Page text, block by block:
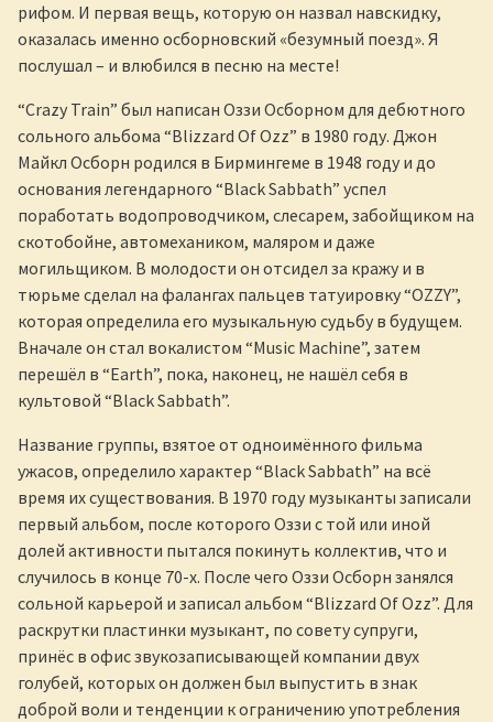
рифом. И первая вещь, которую он назвал навскидку,
оказалась именно осборновский «безумный поезд». Я
послушал – и влюбился в песню на месте!
“Crazy Train” был написан Оззи Осборном для дебютного
сольного альбома “Blizzard Of Ozz” в 1980 году. Джон
Майкл Осборн родился в Бирмингеме в 1948 году и до
основания легендарного “Black Sabbath” успел
поработать водопроводчиком, слесарем, забойщиком на
скотобойне, автомехаником, маляром и даже
могильщиком. В молодости он отсидел за кражу и в
тюрьме сделал на фалангах пальцев татуировку “OZZY”,
которая определила его музыкальную судьбу в будущем.
Вначале он стал вокалистом “Music Machine”, затем
перешёл в “Earth”, пока, наконец, не нашёл себя в
культовой “Black Sabbath”.
Название группы, взятое от одноимённого фильма
ужасов, определило характер “Black Sabbath” на всё
время их существования. В 1970 году музыканты записали
первый альбом, после которого Оззи с той или иной
долей активности пытался покинуть коллектив, что и
случилось в конце 70-х. После чего Оззи Осборн занялся
сольной карьерой и записал альбом “Blizzard Of Ozz”. Для
раскрутки пластинки музыкант, по совету супруги,
принёс в офис звукозаписывающей компании двух
голубей, которых он должен был выпустить в знак
доброй воли и тенденции к ограничению употребления